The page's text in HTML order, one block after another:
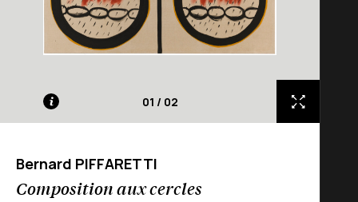
01 / 02
Bernard PIFFARETTI
Composition aux cercles